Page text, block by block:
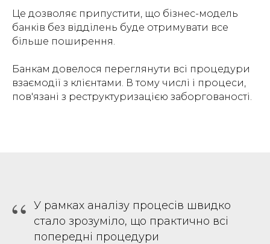
Це дозволяє припустити, що бізнес-модель
банків без відділень буде отримувати все
більше поширення.
Банкам довелося переглянути всі процедури
взаємодії з клієнтами. В тому числі і процеси,
пов'язані з реструктуризацією заборгованості.
“ У рамках аналізу процесів швидко
стало зрозуміло, що практично всі
попередні процедури